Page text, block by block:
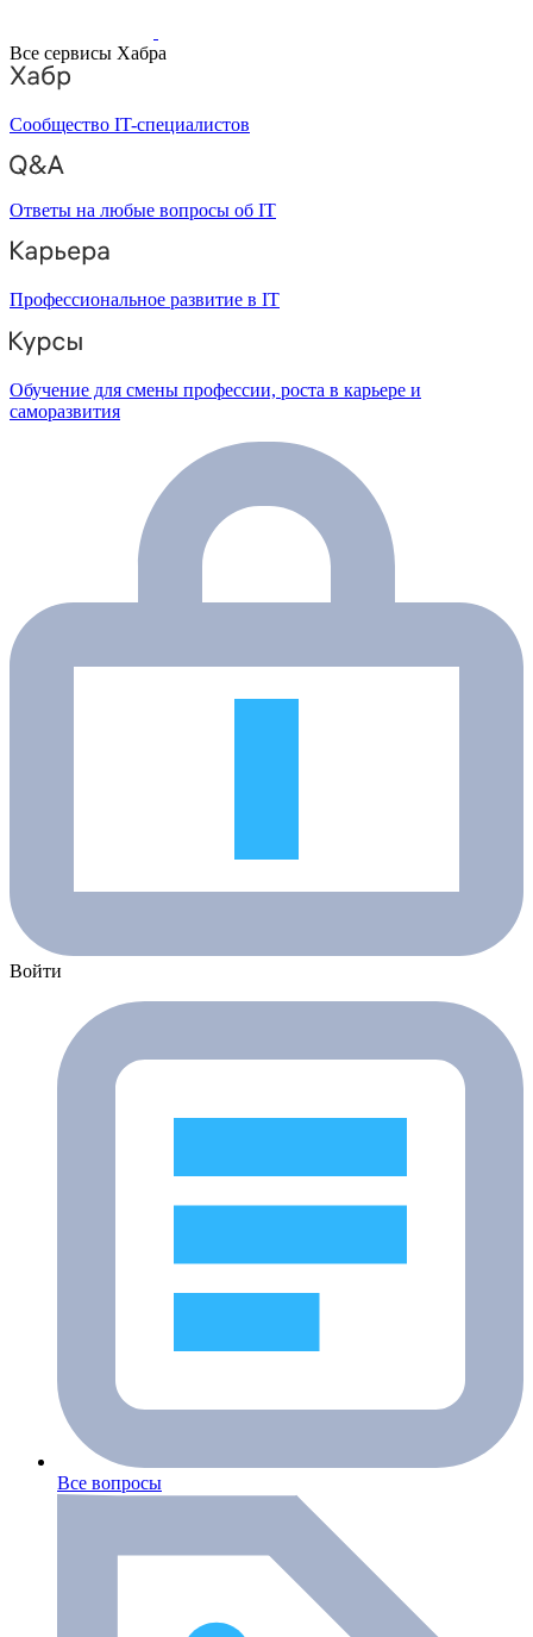
Все сервисы Хабра
Сообщество IT-специалистов
Ответы на любые вопросы об IT
Профессиональное развитие в IT
Обучение для смены профессии, роста в карьере и
саморазвития
Войти
Все вопросы